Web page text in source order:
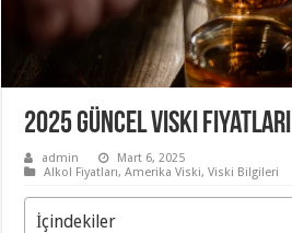
2025 Güncel Viski Fiyatları
admin
Mart 6, 2025
Alkol Fiyatları,Amerika Viski,Viski Bilgileri
İçindekiler